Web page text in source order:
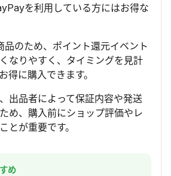
を利用している方にはお得な
のため、ポイント還元イベント
なりやすく、タイミングを見計
得に購入できます。
出品者によって保証内容や発送
め、購入前にショップ評価やレ
とが重要です。
め